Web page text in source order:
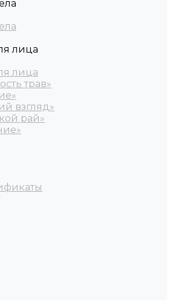
лица
лица
трав»
взгляд»
рай»